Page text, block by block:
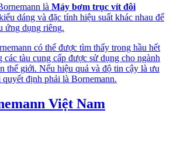
là Máy bơm trục vít đôi
dáng và đặc tính hiệu suất khác nhau để
ứng dụng riêng.
có thể được tìm thấy trong hầu hết
các tàu cung cấp được sử dụng cho ngành
thế giới. Nếu hiệu quả và độ tin cậy là ưu
định phải là Bornemann.
Việt Nam